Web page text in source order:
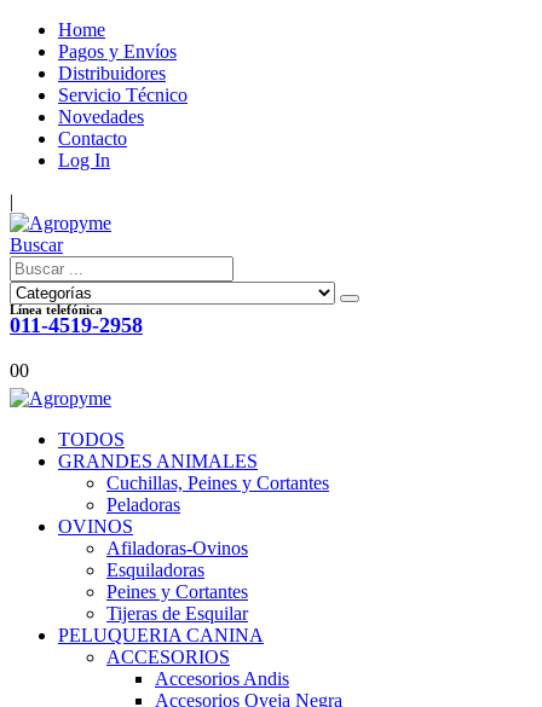
Home
Pagos y Envíos
Distribuidores
Servicio Técnico
Novedades
Contacto
Log In
|
Buscar
Línea telefónica
011-4519-2958
00
TODOS
GRANDES ANIMALES
Cuchillas, Peines y Cortantes
Peladoras
OVINOS
Afiladoras-Ovinos
Esquiladoras
Peines y Cortantes
Tijeras de Esquilar
PELUQUERIA CANINA
ACCESORIOS
Accesorios Andis
Accesorios Oveja Negra